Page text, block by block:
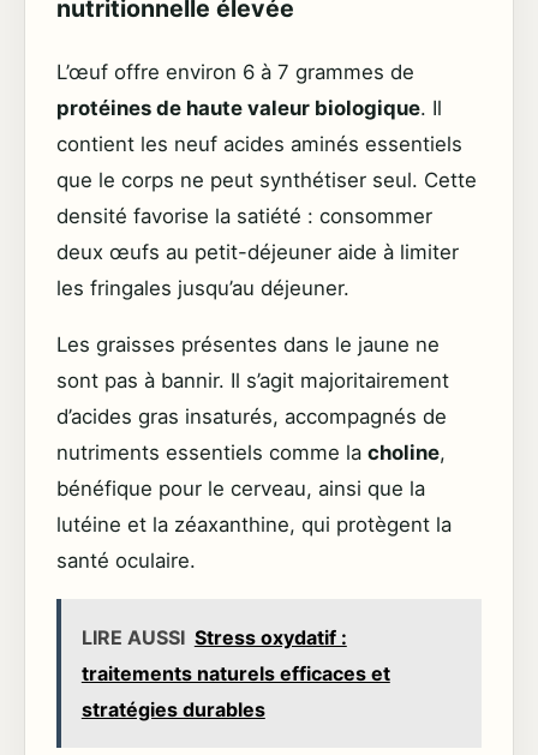
nutritionnelle élevée
L’œuf offre environ 6 à 7 grammes de
protéines de haute valeur biologique. Il
contient les neuf acides aminés essentiels
que le corps ne peut synthétiser seul. Cette
densité favorise la satiété : consommer
deux œufs au petit-déjeuner aide à limiter
les fringales jusqu’au déjeuner.
Les graisses présentes dans le jaune ne
sont pas à bannir. Il s’agit majoritairement
d’acides gras insaturés, accompagnés de
nutriments essentiels comme la choline,
bénéfique pour le cerveau, ainsi que la
lutéine et la zéaxanthine, qui protègent la
santé oculaire.
LIRE AUSSI Stress oxydatif :
traitements naturels efficaces et
stratégies durables